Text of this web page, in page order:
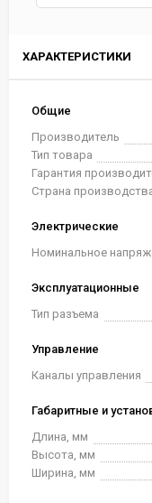
ХАРАКТЕРИСТИКИ
Общие
Производитель
Тип товара
Гарантия
Страна
Электрические
Номинальное
Эксплуатационные
Тип разъема
Управление
Каналы управления
Габаритные и
Длина, мм
Высота, мм
Ширина, мм